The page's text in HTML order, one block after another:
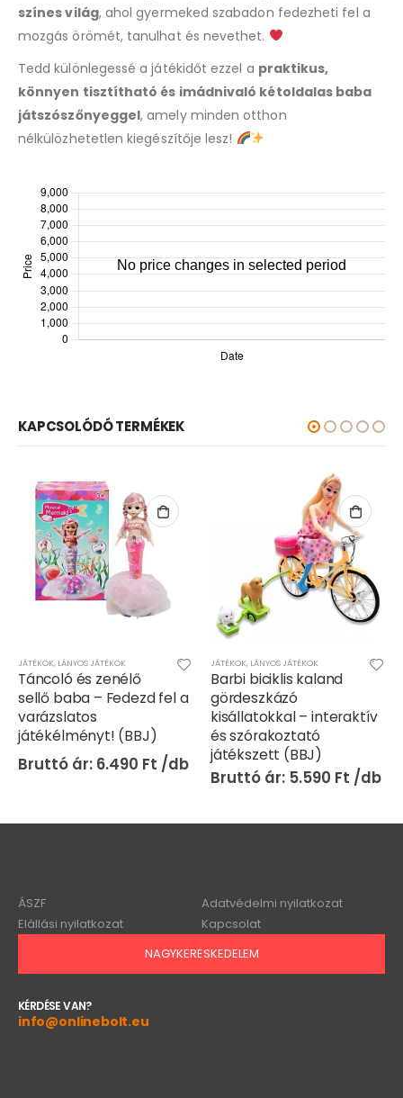
színes világ, ahol gyermeked szabadon fedezheti fel a
mozgás örömét, tanulhat és nevethet.
Tedd különlegessé a játékidőt ezzel a praktikus,
könnyen tisztítható és imádnivaló kétoldalas baba
játszószőnyeggel, amely minden otthon
nélkülözhetetlen kiegészítője lesz!
KAPCSOLÓDÓ TERMÉKEK
,LÁNYOS JÁTÉKOK
JÁTÉKOK, LÁNYOS JÁTÉKOK
Táncoló és zenélő
sellő baba – Fedezd fel a
varázslatos
játékélményt! (BBJ)
6.490 Ft
JÁTÉKOK, LÁNYOS JÁTÉKOK
Barbi biciklis kaland
gördeszkázó
kisállatokkal – interaktív
és szórakoztató
játékszett (BBJ)
5.590 Ft
ÁSZF
Adatvédelmi nyilatkozat
Elállási nyilatkozat
Kapcsolat
NAGYKERESKEDELEM
KÉRDÉSE VAN?
info@onlinebolt.eu